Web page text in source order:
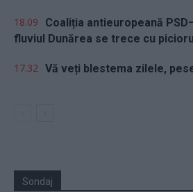
18.09
Coaliția antieuropeană
fluviul Dunărea se trece cu
17.32 Vă veți blestema zilele,
Sondaj